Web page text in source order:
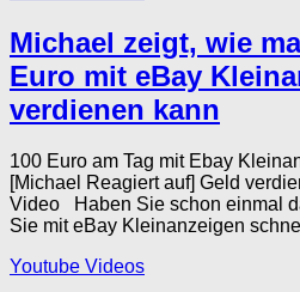
Michael zeigt, wie
Euro mit eBay
verdienen kann
100 Euro am Tag mit Ebay
[Michael Reagiert auf] Geld
Video Haben Sie schon einmal
Sie mit eBay Kleinanzeigen
Youtube Videos